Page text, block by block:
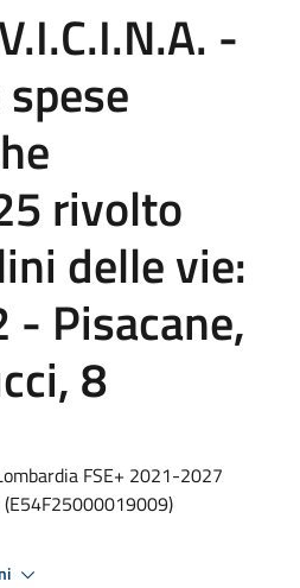
-
rivolto
delle vie:
- Pisacane,
8
FSE+ 2021-2027
(E54F25000019009)